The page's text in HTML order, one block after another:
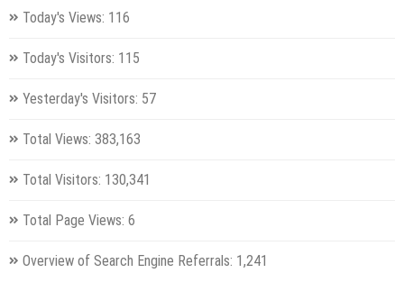
Today's Views: 116
Today's Visitors: 115
Yesterday's Visitors: 57
Total Views: 383,163
Total Visitors: 130,341
Total Page Views: 6
Overview of Search Engine Referrals: 1,241